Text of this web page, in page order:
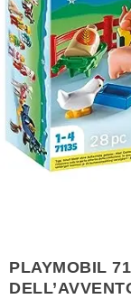
PLAYMOBIL